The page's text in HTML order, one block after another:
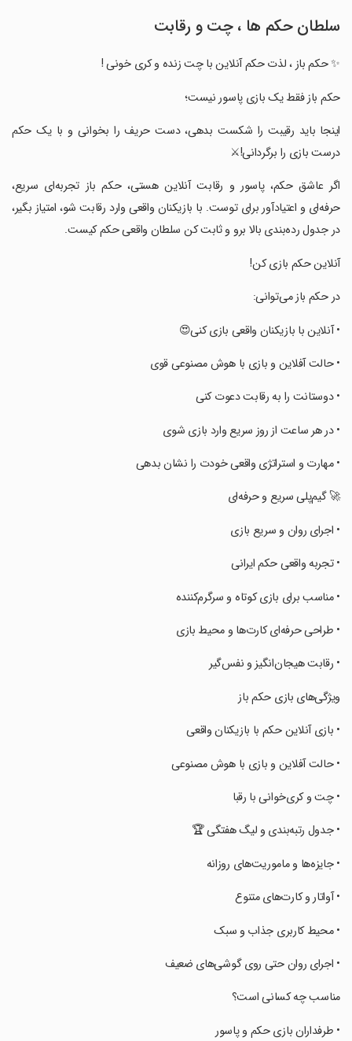
سلطان حکم ها ، چت و رقابت
‏‏‏‏‏‏✨ حکم باز ، لذت حکم آنلاین با چت زنده و کری خونی !
‏‏‏‏‏‏حکم باز فقط یک بازی پاسور نیست؛
‏‏‏‏‏‏اینجا باید رقیبت را شکست بدهی، دست حریف را بخوانی و با یک حکم
درست بازی را برگردانی!⚔️
‏‏‏‏‏‏اگر عاشق حکم، پاسور و رقابت آنلاین هستی، حکم باز تجربه‌ای سریع،
حرفه‌ای و اعتیادآور برای توست. با بازیکنان واقعی وارد رقابت شو، امتیاز بگیر،
در جدول رده‌بندی بالا برو و ثابت کن سلطان واقعی حکم کیست.
‏‏‏‏‏‏آنلاین حکم بازی کن!
‏‏‏‏‏‏در حکم باز می‌توانی:
‏‏‏‏‏‏• آنلاین با بازیکنان واقعی بازی کنی😍
‏‏‏‏‏‏• حالت آفلاین و بازی با هوش مصنوعی قوی
‏‏‏‏‏‏• دوستانت را به رقابت دعوت کنی
‏‏‏‏‏‏• در هر ساعت از روز سریع وارد بازی شوی
‏‏‏‏‏‏• مهارت و استراتژی واقعی خودت را نشان بدهی
‏‏‏‏‏🚀 ‏گیم‌پلی سریع و حرفه‌ای
‏‏‏‏‏‏• اجرای روان و سریع بازی
‏‏‏‏‏‏• تجربه واقعی حکم ایرانی
‏‏‏‏‏‏• مناسب برای بازی کوتاه و سرگرم‌کننده
‏‏‏‏‏‏• طراحی حرفه‌ای کارت‌ها و محیط بازی
‏‏‏‏‏‏• رقابت هیجان‌انگیز و نفس‌گیر
‏‏‏‏‏‏ویژگی‌های بازی حکم باز
‏‏‏‏‏‏• بازی آنلاین حکم با بازیکنان واقعی
‏‏‏‏‏‏• حالت آفلاین و بازی با هوش مصنوعی
‏‏‏‏‏‏• چت و کری‌خوانی با رقبا
‏‏‏‏‏‏• جدول رتبه‌بندی و لیگ هفتگی 🏆
‏‏‏‏‏‏• جایزه‌ها و ماموریت‌های روزانه
‏‏‏‏‏‏• آواتار و کارت‌های متنوع
‏‏‏‏‏‏• محیط کاربری جذاب و سبک
‏‏‏‏‏‏• اجرای روان حتی روی گوشی‌های ضعیف
‏‏‏‏‏‏مناسب چه کسانی است؟
‏‏‏‏‏‏• طرفداران بازی حکم و پاسور